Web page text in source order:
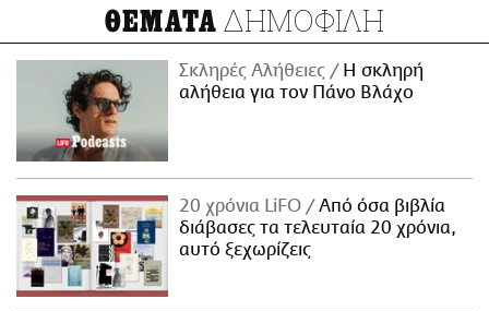
ΘΕΜΑΤΑ ΔΗΜΟΦΙΛΗ
Σκληρές Αλήθειες
H σκληρή
αλήθεια για τον Πάνο Βλάχο
20 χρόνια LiFO
Από όσα βιβλία
διάβασες τα τελευταία 20 χρόνια,
αυτό ξεχωρίζεις